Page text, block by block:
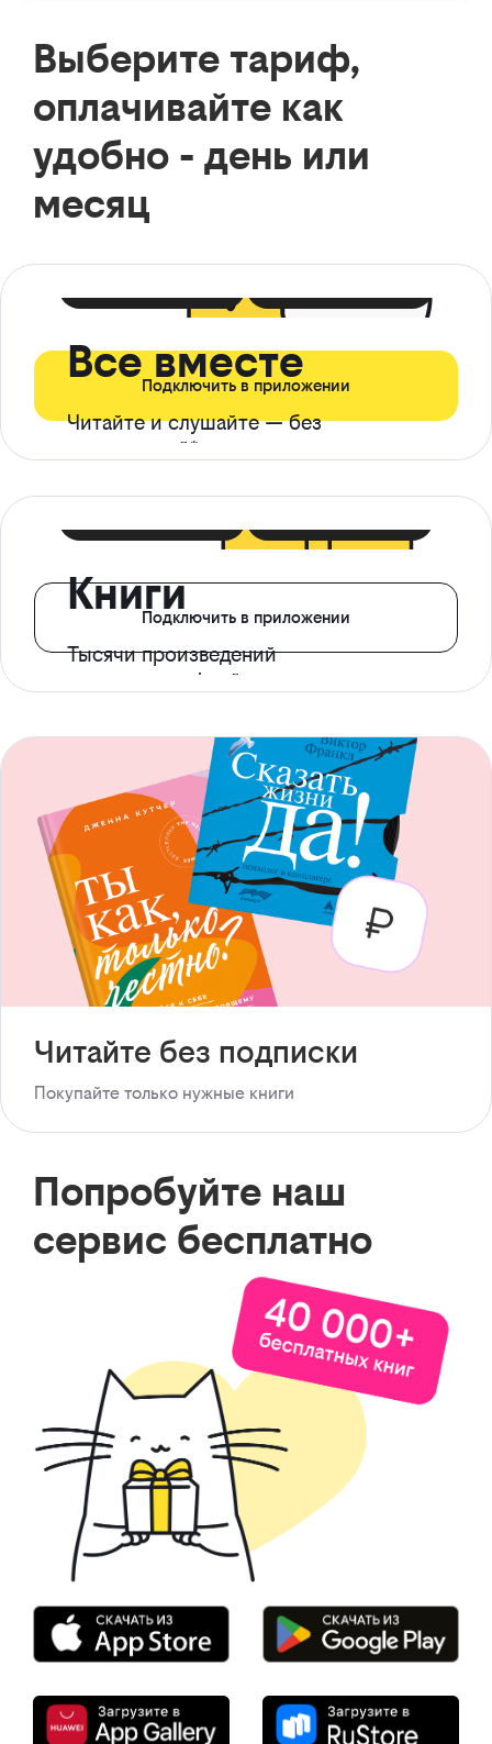
Выберите тариф,
оплачивайте как
удобно - день или
месяц
Все вместе
Читайте и слушайте — без
ограничений*
Подключить в приложении
Книги
Тысячи произведений
с доступом офлайн
Подключить в приложении
Читайте без подписки
Покупайте только нужные книги
Попробуйте наш
сервис бесплатно